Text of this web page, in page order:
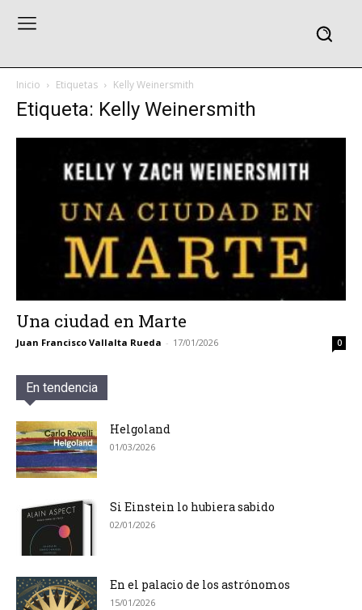
Inicio Etiquetas Kelly Weinersmith
Etiqueta: Kelly Weinersmith
Una ciudad en Marte
Juan Francisco Vallalta Rueda - 17/01/2026 0
En tendencia
Helgoland
01/03/2026
Si Einstein lo hubiera sabido
02/01/2026
En el palacio de los astrónomos
15/01/2026